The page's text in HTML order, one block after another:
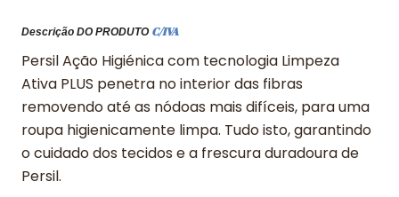
Descrição DO PRODUTO C/IVA
Persil Ação Higiénica com tecnologia Limpeza
Ativa PLUS penetra no interior das fibras
removendo até as nódoas mais difíceis, para uma
roupa higienicamente limpa. Tudo isto, garantindo
o cuidado dos tecidos e a frescura duradoura de
Persil.